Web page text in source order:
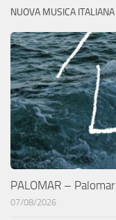
NUOVA MUSICA ITALIANA
PALOMAR – Palomar
07/08/2026